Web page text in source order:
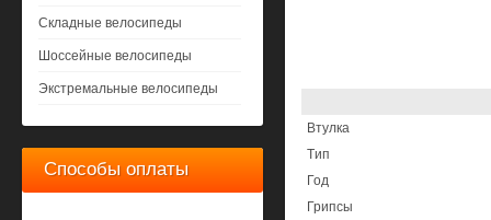
Складные велосипеды
Шоссейные велосипеды
Экстремальные велосипеды
Способы оплаты
Bтулка
Tип
Год
Грипсы